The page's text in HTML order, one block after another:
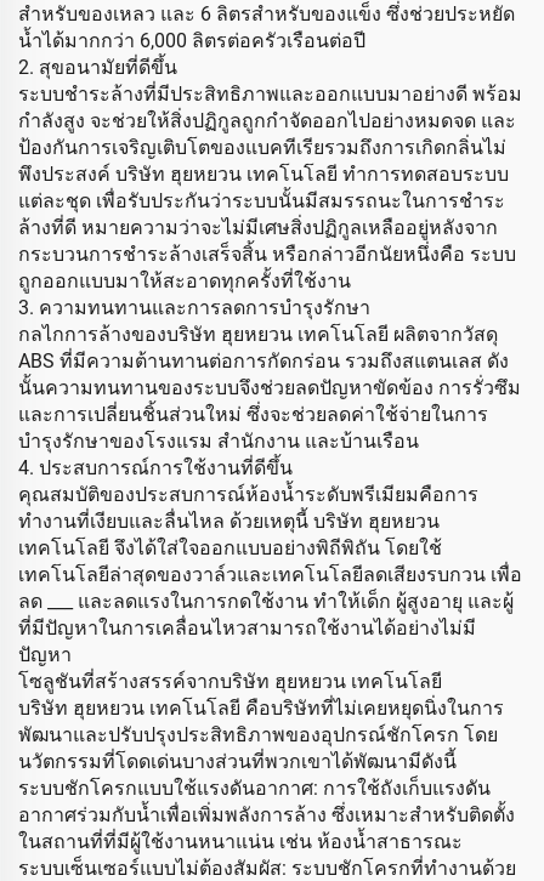
สำหรับของเหลว และ 6 ลิตรสำหรับของแข็ง ซึ่งช่วยประหยัด
น้ำได้มากกว่า 6,000 ลิตรต่อครัวเรือนต่อปี
2. สุขอนามัยที่ดีขึ้น
ระบบชำระล้างที่มีประสิทธิภาพและออกแบบมาอย่างดี พร้อม
กำลังสูง จะช่วยให้สิ่งปฏิกูลถูกกำจัดออกไปอย่างหมดจด และ
ป้องกันการเจริญเติบโตของแบคทีเรียรวมถึงการเกิดกลิ่นไม่
พึงประสงค์ บริษัท ฮุยหยวน เทคโนโลยี ทำการทดสอบระบบ
แต่ละชุด เพื่อรับประกันว่าระบบนั้นมีสมรรถนะในการชำระ
ล้างที่ดี หมายความว่าจะไม่มีเศษสิ่งปฏิกูลเหลืออยู่หลังจาก
กระบวนการชำระล้างเสร็จสิ้น หรือกล่าวอีกนัยหนึ่งคือ ระบบ
ถูกออกแบบมาให้สะอาดทุกครั้งที่ใช้งาน
3. ความทนทานและการลดการบำรุงรักษา
กลไกการล้างของบริษัท ฮุยหยวน เทคโนโลยี ผลิตจากวัสดุ
ABS ที่มีความต้านทานต่อการกัดกร่อน รวมถึงสแตนเลส ดัง
นั้นความทนทานของระบบจึงช่วยลดปัญหาขัดข้อง การรั่วซึม
และการเปลี่ยนชิ้นส่วนใหม่ ซึ่งจะช่วยลดค่าใช้จ่ายในการ
บำรุงรักษาของโรงแรม สำนักงาน และบ้านเรือน
4. ประสบการณ์การใช้งานที่ดีขึ้น
คุณสมบัติของประสบการณ์ห้องน้ำระดับพรีเมียมคือการ
ทำงานที่เงียบและลื่นไหล ด้วยเหตุนี้ บริษัท ฮุยหยวน
เทคโนโลยี จึงได้ใส่ใจออกแบบอย่างพิถีพิถัน โดยใช้
เทคโนโลยีล่าสุดของวาล์วและเทคโนโลยีลดเสียงรบกวน เพื่อ
ลด ___ และลดแรงในการกดใช้งาน ทำให้เด็ก ผู้สูงอายุ และผู้
ที่มีปัญหาในการเคลื่อนไหวสามารถใช้งานได้อย่างไม่มี
ปัญหา
โซลูชันที่สร้างสรรค์จากบริษัท ฮุยหยวน เทคโนโลยี
บริษัท ฮุยหยวน เทคโนโลยี คือบริษัทที่ไม่เคยหยุดนิ่งในการ
พัฒนาและปรับปรุงประสิทธิภาพของอุปกรณ์ชักโครก โดย
นวัตกรรมที่โดดเด่นบางส่วนที่พวกเขาได้พัฒนามีดังนี้
ระบบชักโครกแบบใช้แรงดันอากาศ: การใช้ถังเก็บแรงดัน
อากาศร่วมกับน้ำเพื่อเพิ่มพลังการล้าง ซึ่งเหมาะสำหรับติดตั้ง
ในสถานที่ที่มีผู้ใช้งานหนาแน่น เช่น ห้องน้ำสาธารณะ
ระบบเซ็นเซอร์แบบไม่ต้องสัมผัส: ระบบชักโครกที่ทำงานด้วย